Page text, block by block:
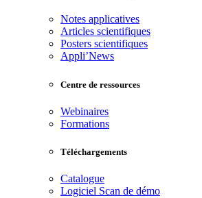
Notes applicatives
Articles scientifiques
Posters scientifiques
Appli’News
Centre de ressources
Webinaires
Formations
Téléchargements
Catalogue
Logiciel Scan de démo